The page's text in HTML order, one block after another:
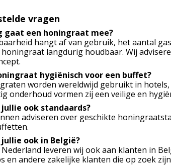
vragen
gaat een honingraat mee?​
hangt af van gebruik, het aantal
langdurig houdbaar. Wij
hygiënisch voor een buffet?
worden wereldwijd gebruikt in
onderhoud vormen zij een veilige en
ook standaards?
adviseren over geschikte
ook in België?
Nederland leveren wij ook aan klanten in
en andere zakelijke klanten die op zoek